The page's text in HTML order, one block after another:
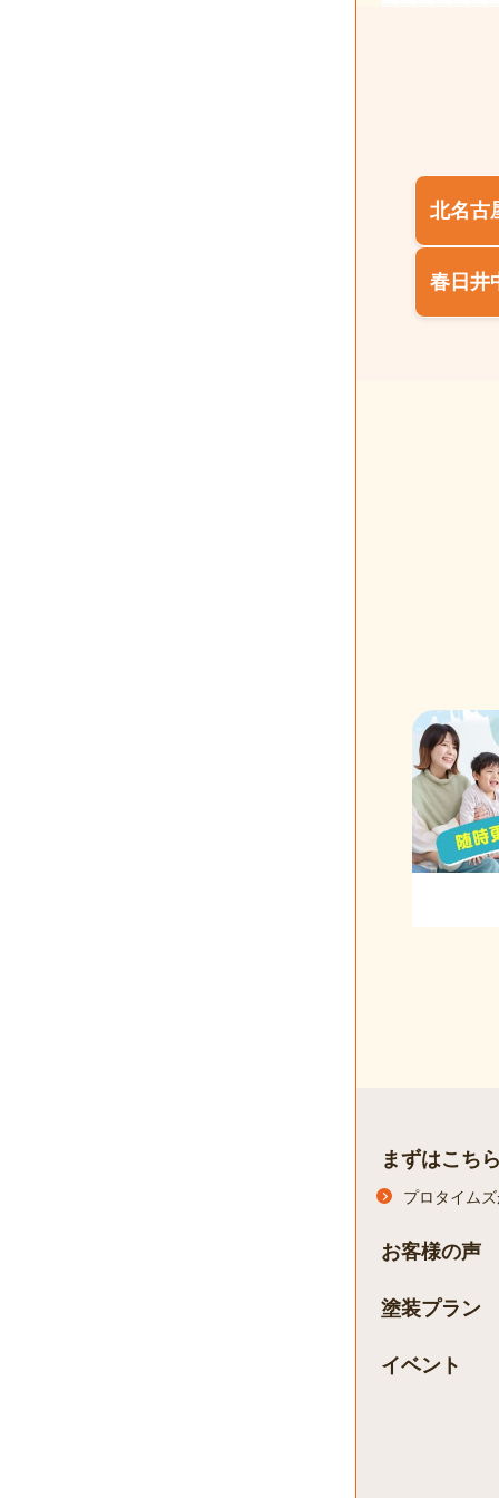
北名古
春日井
まずはこち
プロタイム
お客様の声
塗装プラン
イベント